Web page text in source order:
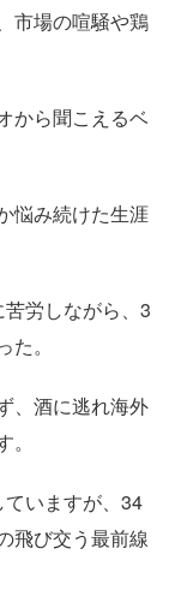
市場の喧騒や鶏
から聞こえるベ
悩み続けた生涯
労しながら、3
。
、酒に逃れ海外
いますが、34
飛び交う最前線